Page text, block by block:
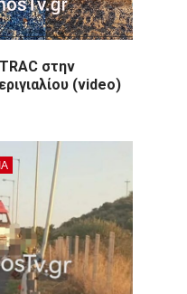
στην
(video)